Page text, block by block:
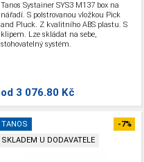
Tanos Systainer SYS3 M137 box na
nářadí. S polstrovanou vložkou Pick
and Pluck. Z kvalitního ABS plastu. S
klipem. Lze skládat na sebe,
stohovatelný systém.
od 3 076.80 Kč
TANOS
SKLADEM U DODAVATELE
-7%